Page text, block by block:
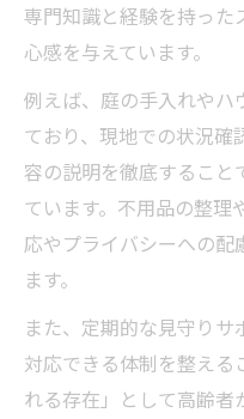
専門知識と経験を持った
心感を与えています。
例えば、庭の手入れやハ
ており、現地での状況確
容の説明を徹底すること
ています。不用品の整理
応やプライバシーへの配
ます。
また、定期的な見守り
対応できる体制を整え
れる存在」として高齢者